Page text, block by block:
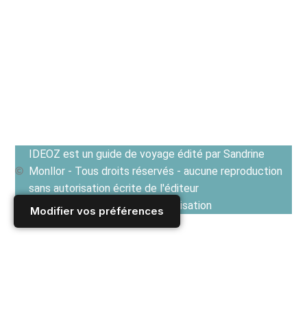
Modifier vos préférences
IDEOZ est un guide de voyage édité par Sandrine
Monllor - Tous droits réservés - aucune reproduction
sans autorisation écrite de l'éditeur
Voir les Conditions générales d'utilisation